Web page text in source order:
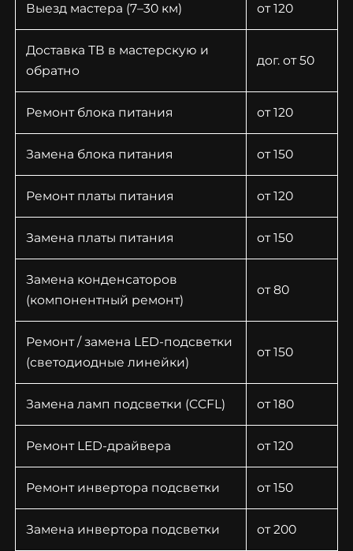
Выезд мастера (7–30 км) от 120
Доставка ТВ в мастерскую и
обратно
дог. от 50
Ремонт блока питания от 120
Замена блока питания от 150
Ремонт платы питания от 120
Замена платы питания от 150
Замена конденсаторов
(компонентный ремонт)
от 80
Ремонт / замена LED-подсветки
(светодиодные линейки)
от 150
Замена ламп подсветки (CCFL) от 180
Ремонт LED-драйвера от 120
Ремонт инвертора подсветки от 150
Замена инвертора подсветки от 200